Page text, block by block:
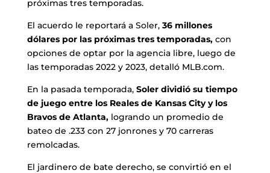
próximas tres temporadas.
El acuerdo le reportará a Soler, 36 millones
dólares por las próximas tres temporadas,con
opciones de optar por la agencia libre, luego de
las temporadas 2022 y 2023, detalló MLB.com.
En la pasada temporada, Soler dividió su tiempo
de juego entre los Reales de Kansas City y los
Bravos de Atlanta,logrando un promedio de
bateo de .233 con 27 jonrones y 70 carreras
remolcadas.
El jardinero de bate derecho, se convirtió en el